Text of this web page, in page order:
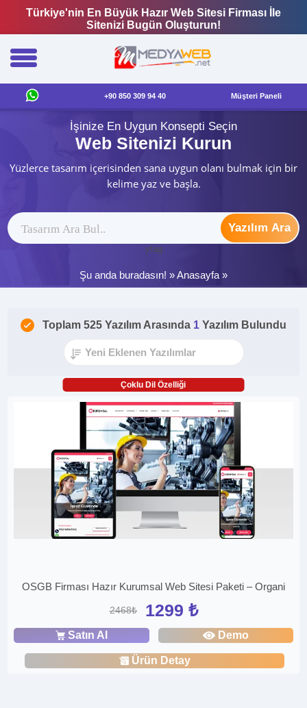
Türkiye'nin En Büyük Hazır Web Sitesi Firması İle
Sitenizi Bugün Oluşturun!
+90 850 309 94 40 Müşteri Paneli
İşinize En Uygun Konsepti Seçin
Web Sitenizi Kurun
Yüzlerce tasarım içerisinden sana uygun olanı bulmak için bir
kelime yaz ve başla.
Yazılım Ara
ytag
Şu anda buradasın! »Anasayfa »
Toplam 525 Yazılım Arasında 1 Yazılım Bulundu
Çoklu Dil Özelliği
OSGB Firması Hazır Kurumsal Web Sitesi Paketi – Organi
2468₺ 1299 ₺
Satın Al Demo
Ürün Detay